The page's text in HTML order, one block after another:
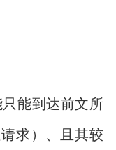
能到达前文所
求）、且其较